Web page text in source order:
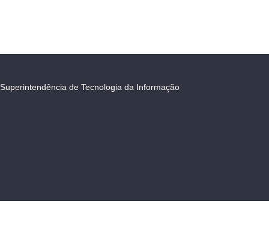
Superintendência de Tecnologia da Informação